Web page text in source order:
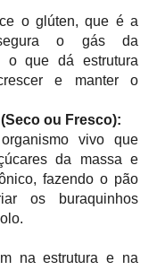
o glúten, que é a
o gás da
o que dá estrutura
e manter o
ou Fresco):
vivo que
da massa e
fazendo o pão
os buraquinhos
na estrutura e na